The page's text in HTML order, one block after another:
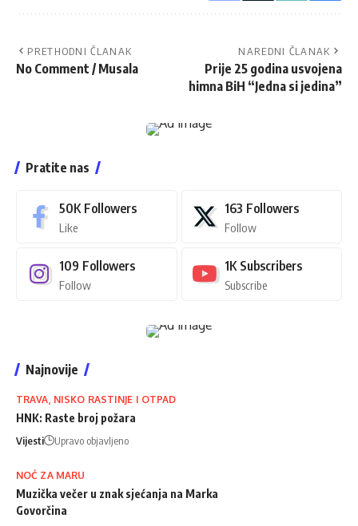
PRETHODNI ČLANAK
No Comment / Musala
NAREDNI ČLANAK
Prije 25 godina usvojena
himna BiH “Jedna si jedina”
Pratite nas
50K Followers
Like
163 Followers
Follow
109 Followers
Follow
1K Subscribers
Subscribe
Najnovije
TRAVA, NISKO RASTINJE I OTPAD
HNK: Raste broj požara
Vijesti Upravo objavljeno
NOĆ ZA MARU
Muzička večer u znak sjećanja na Marka
Govorčina